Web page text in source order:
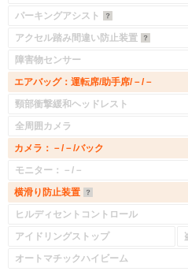
パーキングアシスト
アクセル踏み間違い防止装置
障害物センサー
エアバッグ：運転席/助手席/－/－
頸部衝撃緩和ヘッドレスト
全周囲カメラ
カメラ：－/－/バック
モニター：－/－
横滑り防止装置
ヒルディセントコントロール
アイドリングストップ
オートマチックハイビーム